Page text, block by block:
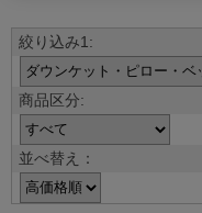
並べ替え：